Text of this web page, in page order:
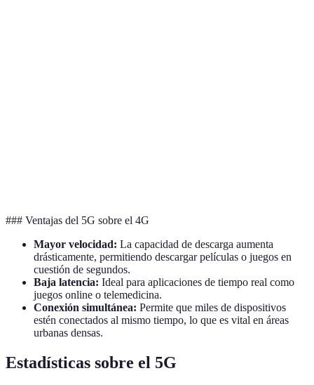
### Ventajas del 5G sobre el 4G
Mayor velocidad: La capacidad de descarga aumenta
drásticamente, permitiendo descargar películas o juegos en
cuestión de segundos.
Baja latencia: Ideal para aplicaciones de tiempo real como
juegos online o telemedicina.
Conexión simultánea: Permite que miles de dispositivos
estén conectados al mismo tiempo, lo que es vital en áreas
urbanas densas.
Estadísticas sobre el 5G